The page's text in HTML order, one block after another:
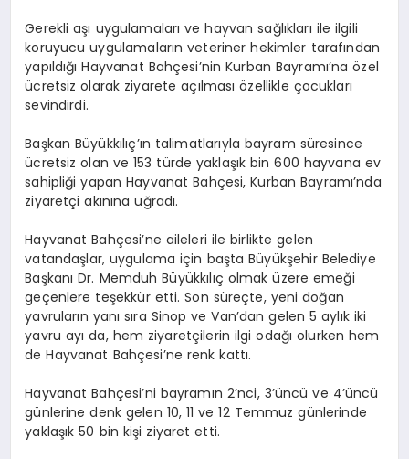
TEKNOLOJI
Gerekli aşı uygulamaları ve hayvan sağlıkları ile ilgili
koruyucu uygulamaların veteriner hekimler tarafından
yapıldığı Hayvanat Bahçesi’nin Kurban Bayramı’na özel
ücretsiz olarak ziyarete açılması özellikle çocukları
sevindirdi.
Başkan Büyükkılıç’ın talimatlarıyla bayram süresince
ücretsiz olan ve 153 türde yaklaşık bin 600 hayvana ev
sahipliği yapan Hayvanat Bahçesi, Kurban Bayramı’nda
ziyaretçi akınına uğradı.
Hayvanat Bahçesi’ne aileleri ile birlikte gelen
vatandaşlar, uygulama için başta Büyükşehir Belediye
Başkanı Dr. Memduh Büyükkılıç olmak üzere emeği
geçenlere teşekkür etti. Son süreçte, yeni doğan
yavruların yanı sıra Sinop ve Van’dan gelen 5 aylık iki
yavru ayı da, hem ziyaretçilerin ilgi odağı olurken hem
de Hayvanat Bahçesi’ne renk kattı.
Hayvanat Bahçesi’ni bayramın 2’nci, 3’üncü ve 4’üncü
günlerine denk gelen 10, 11 ve 12 Temmuz günlerinde
yaklaşık 50 bin kişi ziyaret etti.